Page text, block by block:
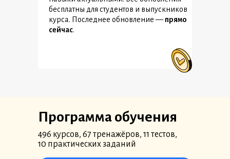
бесплатны для студентов и выпускников
курса. Последнее обновление —прямо
сейчас.
496 курсов, 67 тренажёров, 11 тестов,
10 практических заданий
Программа обучения
Обновления, которые ждут вас в декабре